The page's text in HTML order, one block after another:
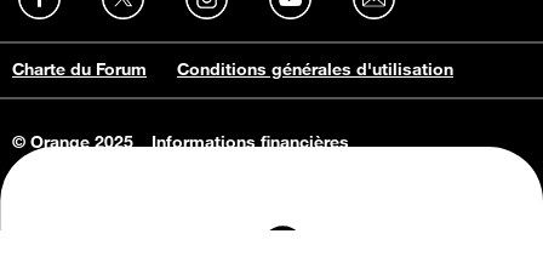
Charte du Forum Conditions générales d'utilisation
© Orange 2025
Informations financières